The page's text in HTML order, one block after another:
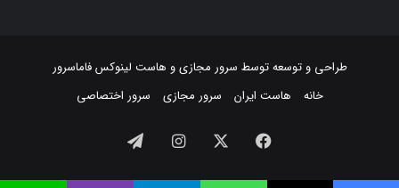
طراحی و توسعه توسط سرور مجازیو هاست لینوکسفاماسرور
خانه
هاست ایران سرور مجازی سرور اختصاصی
فیسبوک ایکس اینستاگرام